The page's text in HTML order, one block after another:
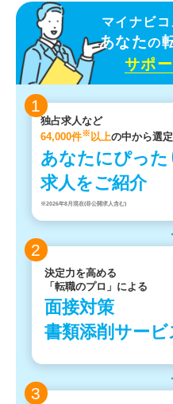
マイナビ
あなたの
サポ
1
独占求人など
64,000件※以上の中から選定
あなたにぴった
求人をご紹介
※2026年8月現在(非公開求人含む)
2
決定力を高める
「転職のプロ」による
面接対策
書類添削サービ
3